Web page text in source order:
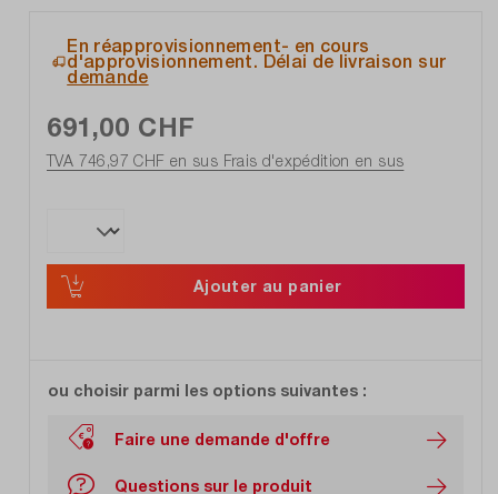
En réapprovisionnement- en cours
d'approvisionnement. Délai de livraison sur
demande
691,00 CHF
TVA 746,97 CHF en sus Frais d'expédition en sus
Ajouter au panier
ou choisir parmi les options suivantes :
Faire une demande d'offre
Questions sur le produit